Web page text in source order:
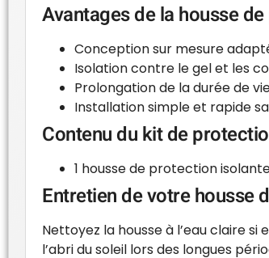
Avantages de la housse
Conception sur mesure
Isolation contre le gel et les
Prolongation de la durée de
Installation simple et rapide
Contenu du kit de
1 housse de protection
Entretien de votre housse
Nettoyez la housse à l’eau claire
l’abri du soleil lors des longues